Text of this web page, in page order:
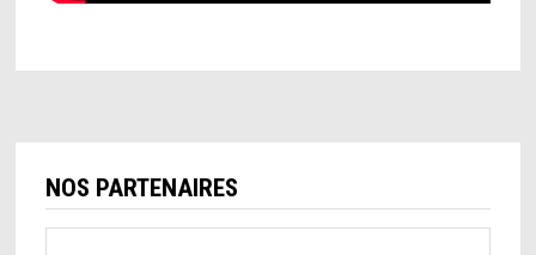
NOS PARTENAIRES